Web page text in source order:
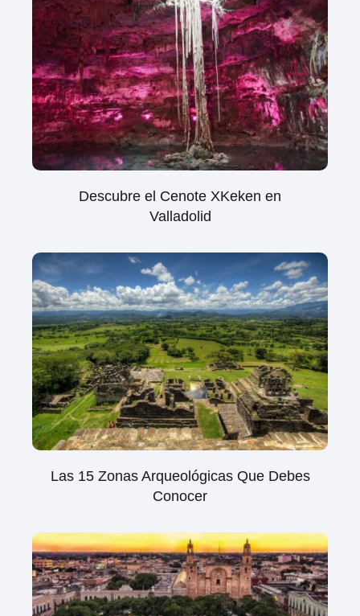
Descubre el Cenote XKeken en
Valladolid
Las 15 Zonas Arqueológicas Que Debes
Conocer